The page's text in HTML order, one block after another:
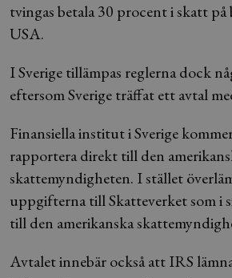
tvingas betala 30 procent i skatt
USA.
I Sverige tillämpas reglerna dock
eftersom Sverige träffat ett avtal
Finansiella institut i Sverige
rapportera direkt till den
skattemyndigheten. I stället
uppgifterna till Skatteverket som i
till den amerikanska
Avtalet innebär också att IRS